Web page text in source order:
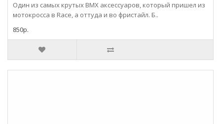
Один из самых крутых BMX аксессуаров, который пришел из
мотокросса в Race, а оттуда и во фристайл. Б..
850р.